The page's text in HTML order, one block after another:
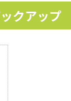
クアップ